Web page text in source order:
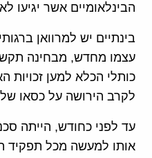
הבינלאומיים אשר יגיעו
בינתיים יש למרוואן
עצמו מחדש, מבחינה
כותלי הכלא למען
לקרב הירושה על כסאו
עד לפני כחודש, הייתה
אותו למעשה מכל תפקיד